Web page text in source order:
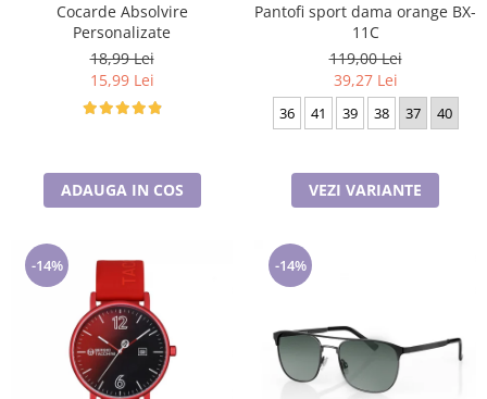
Cocarde Absolvire
Personalizate
18,99 Lei
15,99 Lei
ADAUGA IN COS
Pantofi sport dama orange BX-
11C
119,00 Lei
39,27 Lei
36 41 39 38 37 40
VEZI VARIANTE
-14% -14%